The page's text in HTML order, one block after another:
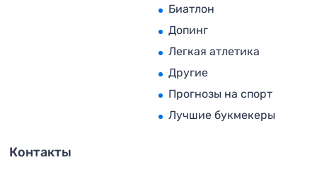
Биатлон
Допинг
Легкая атлетика
Другие
Прогнозы на спорт
Лучшие букмекеры
Контакты